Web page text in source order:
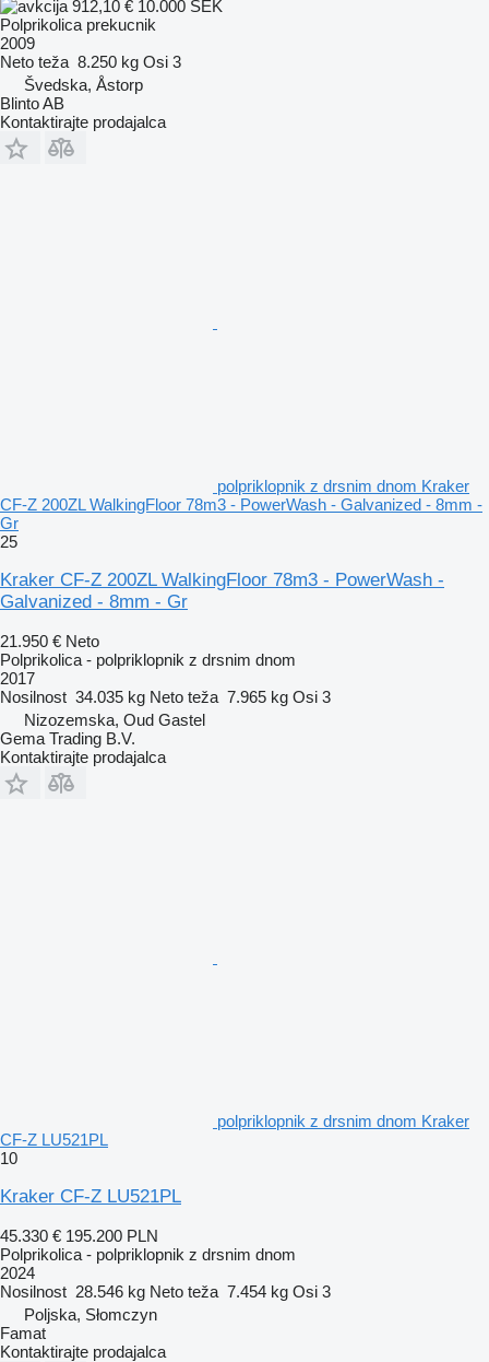
912,10 € 10.000 SEK
Polprikolica prekucnik
2009
Neto teža 8.250 kg Osi 3
Švedska, Åstorp
Blinto AB
Kontaktirajte prodajalca
polpriklopnik z drsnim dnom Kraker
CF-Z 200ZL WalkingFloor 78m3 - PowerWash - Galvanized - 8mm -
Gr
25
Kraker CF-Z 200ZL WalkingFloor 78m3 - PowerWash -
Galvanized - 8mm - Gr
21.950 € Neto
Polprikolica - polpriklopnik z drsnim dnom
2017
Nosilnost 34.035 kg Neto teža 7.965 kg Osi 3
Nizozemska, Oud Gastel
Gema Trading B.V.
Kontaktirajte prodajalca
polpriklopnik z drsnim dnom Kraker
CF-Z LU521PL
10
Kraker CF-Z LU521PL
45.330 € 195.200 PLN
Polprikolica - polpriklopnik z drsnim dnom
2024
Nosilnost 28.546 kg Neto teža 7.454 kg Osi 3
Poljska, Słomczyn
Famat
Kontaktirajte prodajalca